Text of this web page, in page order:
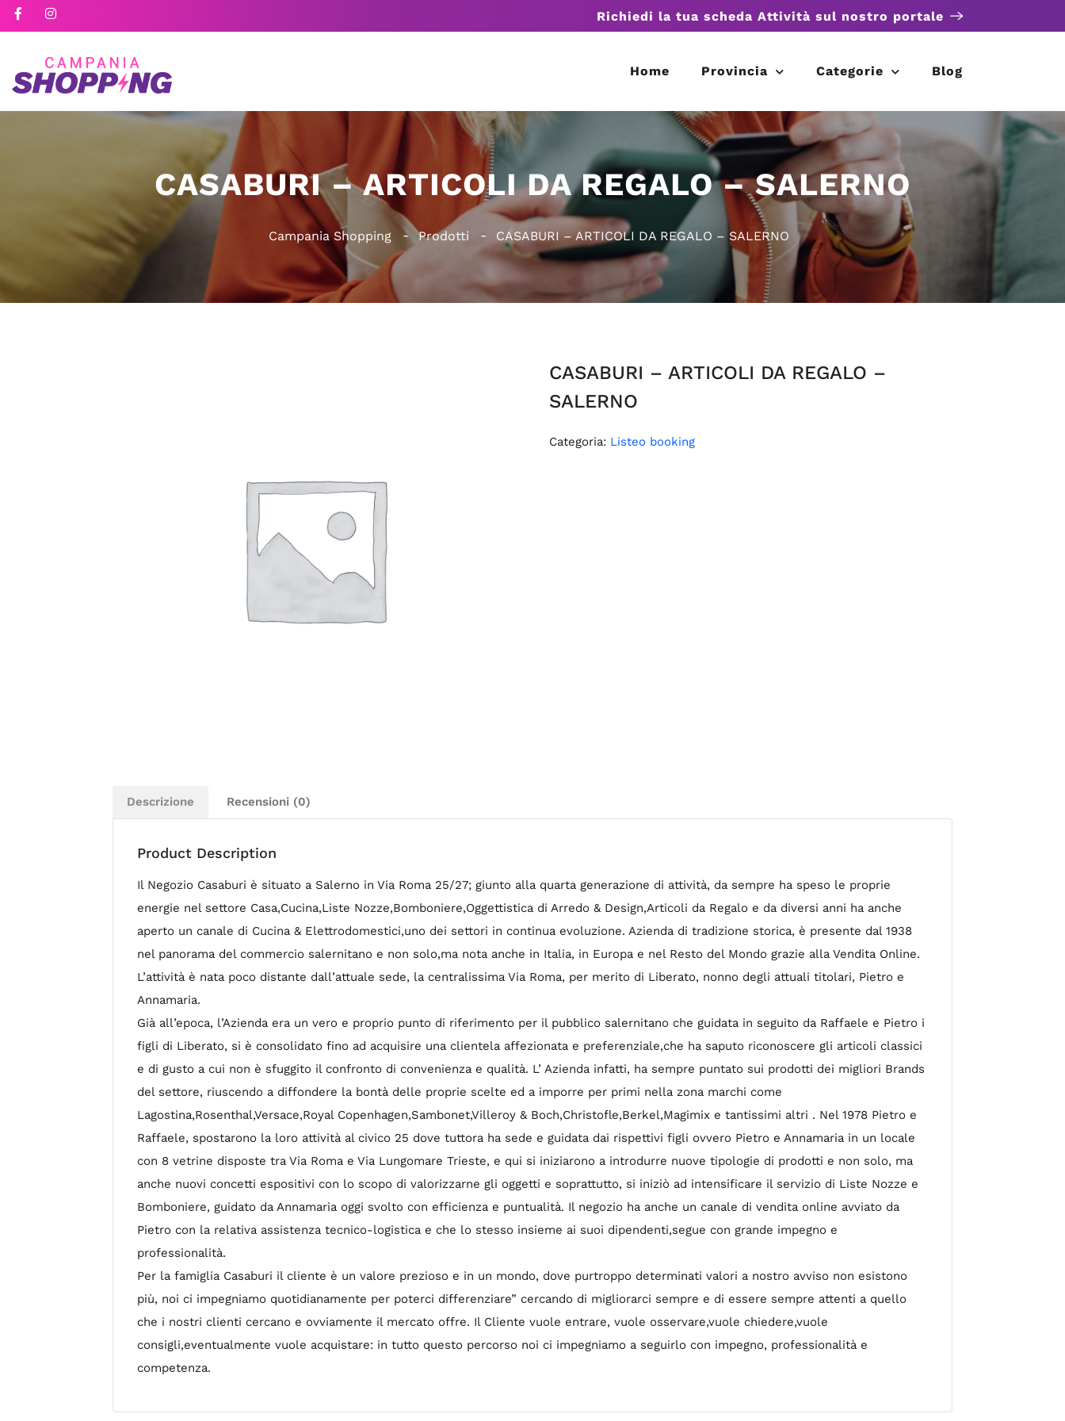
Richiedi la tua scheda Attività sul nostro portale
Home Provincia Categorie Blog
CASABURI – ARTICOLI DA REGALO – SALERNO
Campania Shopping Prodotti CASABURI – ARTICOLI DA REGALO – SALERNO
CASABURI – ARTICOLI DA REGALO –
SALERNO
Categoria: Listeo booking
Descrizione Recensioni (0)
Product Description
Il Negozio Casaburi è situato a Salerno in Via Roma 25/27; giunto alla quarta generazione di attività, da sempre ha speso le proprie
energie nel settore Casa,Cucina,Liste Nozze,Bomboniere,Oggettistica di Arredo & Design,Articoli da Regalo e da diversi anni ha anche
aperto un canale di Cucina & Elettrodomestici,uno dei settori in continua evoluzione. Azienda di tradizione storica, è presente dal 1938
nel panorama del commercio salernitano e non solo,ma nota anche in Italia, in Europa e nel Resto del Mondo grazie alla Vendita Online.
L’attività è nata poco distante dall’attuale sede, la centralissima Via Roma, per merito di Liberato, nonno degli attuali titolari, Pietro e
Annamaria.
Già all’epoca, l’Azienda era un vero e proprio punto di riferimento per il pubblico salernitano che guidata in seguito da Raffaele e Pietro i
figli di Liberato, si è consolidato fino ad acquisire una clientela affezionata e preferenziale,che ha saputo riconoscere gli articoli classici
e di gusto a cui non è sfuggito il confronto di convenienza e qualità. L’ Azienda infatti, ha sempre puntato sui prodotti dei migliori Brands
del settore, riuscendo a diffondere la bontà delle proprie scelte ed a imporre per primi nella zona marchi come
Lagostina,Rosenthal,Versace,Royal Copenhagen,Sambonet,Villeroy & Boch,Christofle,Berkel,Magimix e tantissimi altri . Nel 1978 Pietro e
Raffaele, spostarono la loro attività al civico 25 dove tuttora ha sede e guidata dai rispettivi figli ovvero Pietro e Annamaria in un locale
con 8 vetrine disposte tra Via Roma e Via Lungomare Trieste, e qui si iniziarono a introdurre nuove tipologie di prodotti e non solo, ma
anche nuovi concetti espositivi con lo scopo di valorizzarne gli oggetti e soprattutto, si iniziò ad intensificare il servizio di Liste Nozze e
Bomboniere, guidato da Annamaria oggi svolto con efficienza e puntualità. Il negozio ha anche un canale di vendita online avviato da
Pietro con la relativa assistenza tecnico-logistica e che lo stesso insieme ai suoi dipendenti,segue con grande impegno e
professionalità.
Per la famiglia Casaburi il cliente è un valore prezioso e in un mondo, dove purtroppo determinati valori a nostro avviso non esistono
più, noi ci impegniamo quotidianamente per poterci differenziare” cercando di migliorarci sempre e di essere sempre attenti a quello
che i nostri clienti cercano e ovviamente il mercato offre. Il Cliente vuole entrare, vuole osservare,vuole chiedere,vuole
consigli,eventualmente vuole acquistare: in tutto questo percorso noi ci impegniamo a seguirlo con impegno, professionalità e
competenza.